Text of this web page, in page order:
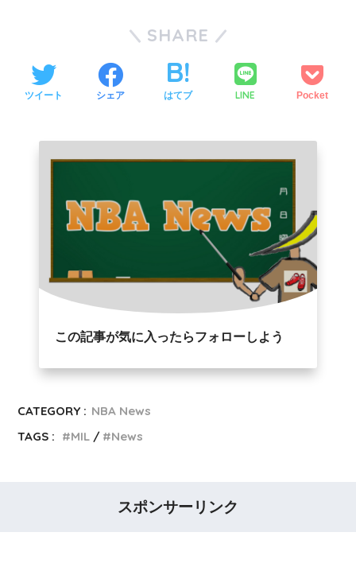
SHARE
ツイート シェア はてブ LINE Pocket
この記事が気に入ったらフォローしよう
CATEGORY : NBA News
TAGS :
MIL News
スポンサーリンク